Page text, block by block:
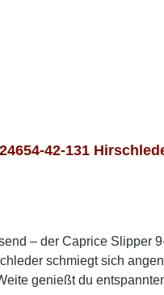
42-131
– der Caprice
schmiegt sich
genießt du